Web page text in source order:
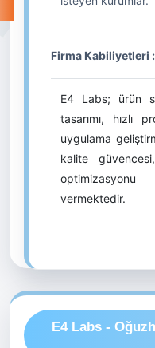
Firma Kabiliyetleri :
E4 Labs; ürün
tasarımı, hızlı
uygulama
kalite
vermektedir.
E4 Labs -